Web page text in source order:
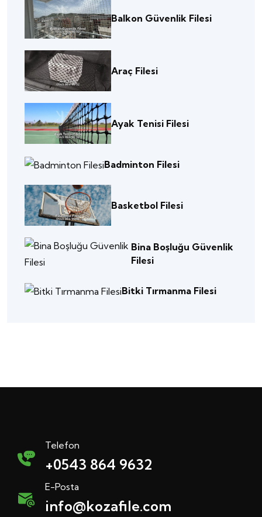
Balkon Güvenlik Filesi
Araç Filesi
Ayak Tenisi Filesi
Badminton Filesi
Basketbol Filesi
Bina Boşluğu Güvenlik
Filesi
Bitki Tırmanma Filesi
Telefon
+0543 864 9632
E-Posta
info@kozafile.com